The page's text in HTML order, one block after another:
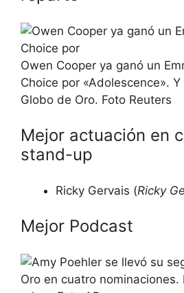
Owen Cooper ya ganó un
Choice por «Adolescence».
Globo de Oro. Foto Reuters
Mejor actuación en
stand-up
Ricky Gervais (Ricky
Mejor Podcast